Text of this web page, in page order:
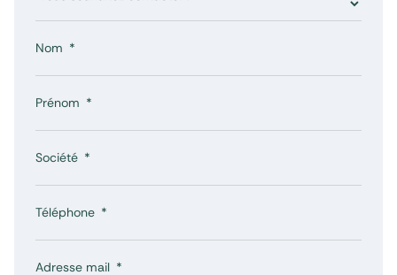
Nom
Prénom
Société
Téléphone
Adresse mail